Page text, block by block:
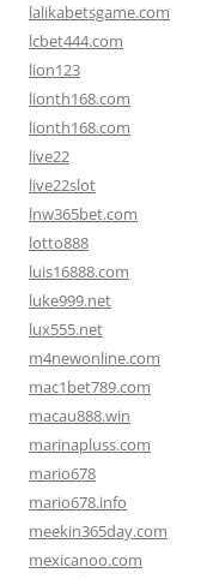
lalikabetsgame.com
lcbet444.com
lion123
lionth168.com
lionth168.com
live22
live22slot
lnw365bet.com
lotto888
luis16888.com
luke999.net
lux555.net
m4newonline.com
mac1bet789.com
macau888.win
marinapluss.com
mario678
mario678.info
meekin365day.com
mexicanoo.com